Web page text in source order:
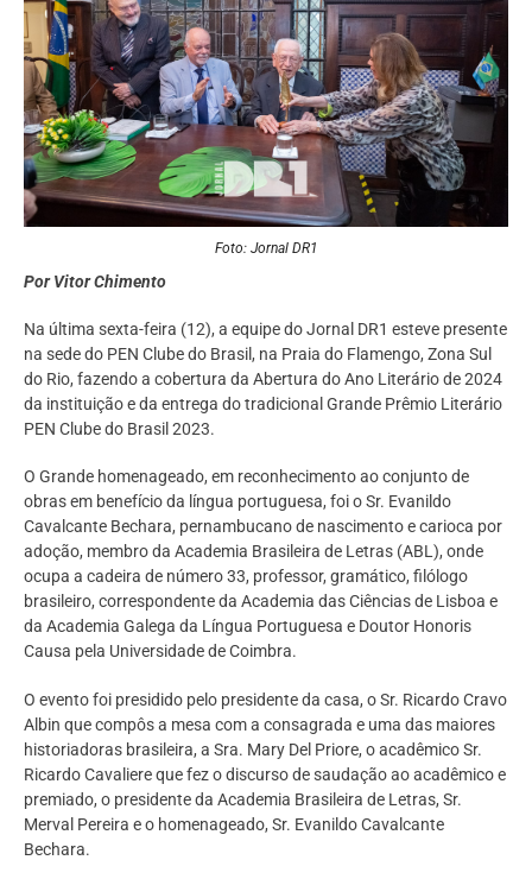
Foto: Jornal DR1
Por Vitor Chimento
Na última sexta-feira (12), a equipe do Jornal DR1 esteve presente
na sede do PEN Clube do Brasil, na Praia do Flamengo, Zona Sul
do Rio, fazendo a cobertura da Abertura do Ano Literário de 2024
da instituição e da entrega do tradicional Grande Prêmio Literário
PEN Clube do Brasil 2023.
O Grande homenageado, em reconhecimento ao conjunto de
obras em benefício da língua portuguesa, foi o Sr. Evanildo
Cavalcante Bechara, pernambucano de nascimento e carioca por
adoção, membro da Academia Brasileira de Letras (ABL), onde
ocupa a cadeira de número 33, professor, gramático, filólogo
brasileiro, correspondente da Academia das Ciências de Lisboa e
da Academia Galega da Língua Portuguesa e Doutor Honoris
Causa pela Universidade de Coimbra.
O evento foi presidido pelo presidente da casa, o Sr. Ricardo Cravo
Albin que compôs a mesa com a consagrada e uma das maiores
historiadoras brasileira, a Sra. Mary Del Priore, o acadêmico Sr.
Ricardo Cavaliere que fez o discurso de saudação ao acadêmico e
premiado, o presidente da Academia Brasileira de Letras, Sr.
Merval Pereira e o homenageado, Sr. Evanildo Cavalcante
Bechara.